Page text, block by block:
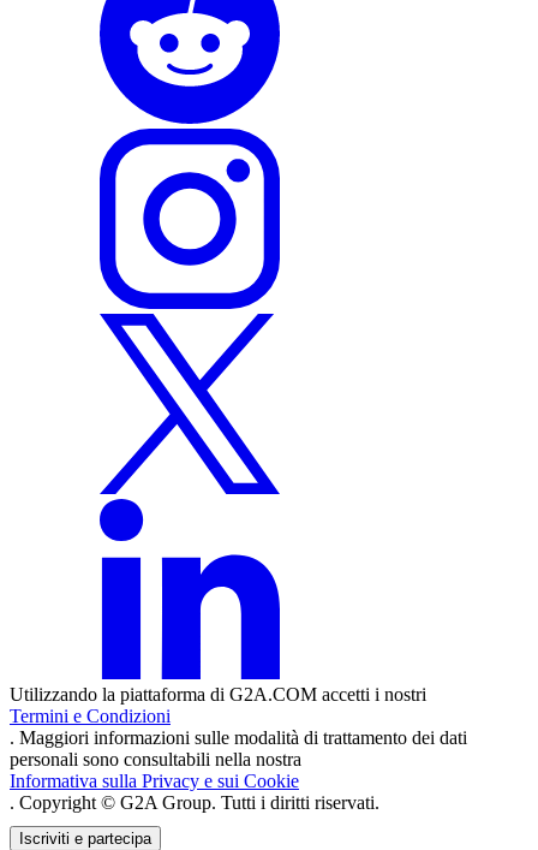
Utilizzando la piattaforma di G2A.COM accetti i nostri
Termini e Condizioni
. Maggiori informazioni sulle modalità di trattamento dei dati
personali sono consultabili nella nostra
Informativa sulla Privacy e sui Cookie
. Copyright © G2A Group. Tutti i diritti riservati.
Iscriviti e partecipa